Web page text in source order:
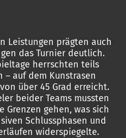
Leistungen prägten auch
das Turnier deutlich.
herrschten teils
– auf dem Kunstrasen
über 45 Grad erreicht.
beider Teams mussten
Grenzen gehen, was sich
Schlussphasen und
widerspiegelte.